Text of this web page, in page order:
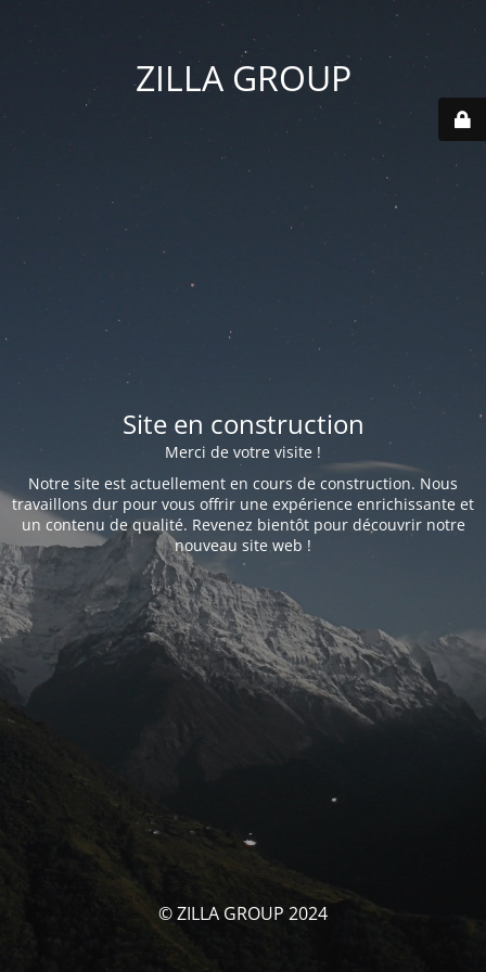
ZILLA GROUP
Site en construction
Merci de votre visite !
Notre site est actuellement en cours de construction. Nous
travaillons dur pour vous offrir une expérience enrichissante et
un contenu de qualité. Revenez bientôt pour découvrir notre
nouveau site web !
© ZILLA GROUP 2024